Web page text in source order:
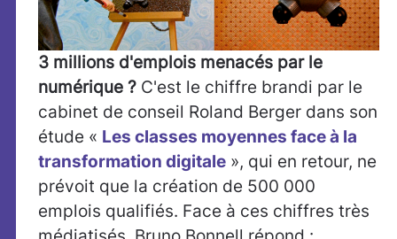
3 millions d'emplois menacés par le
numérique ? C'est le chiffre brandi par le
cabinet de conseil Roland Berger dans son
étude « Les classes moyennes face à la
transformation digitale », qui en retour, ne
prévoit que la création de 500 000
emplois qualifiés. Face à ces chiffres très